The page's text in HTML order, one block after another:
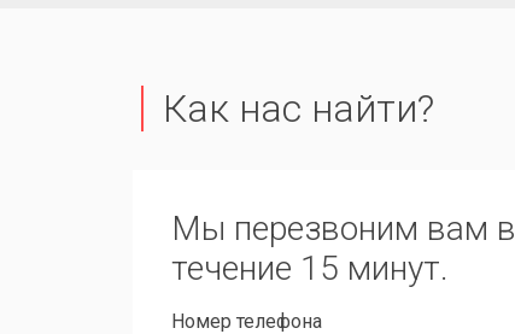
Как нас найти?
Мы перезвоним вам в
течение 15 минут.
Номер телефона